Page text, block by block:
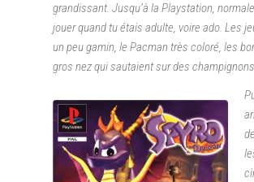
grandissant. Jusqu’à la Playstation,
jouer quand tu étais adulte, voire ado. Les
un peu gamin, le Pacman très coloré, les
gros nez qui sautaient sur des